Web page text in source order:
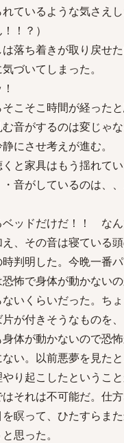
ているような気さえし
！？）
落ち着きが取り戻せ
づいてしまった。
こそこ時間が経ったと
音がするのは変じゃな
にさせ考えが進む。
くと家具はもう揺れて
音がしているのは、、
ッドだけだ！！ なん
、その音は寝ている
判明した。今晩一番
怖で身体が動かない
いくらいだった。ち
が付きそうなものを
体が動かないので恐
い。以前悪夢を見た
り起こしたというこ
それは不可能だ。仕
瞑って、ひたすらま
思った。